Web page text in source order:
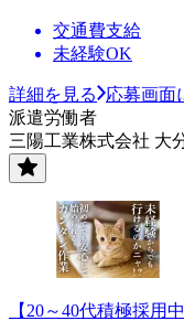
交通費支給
未経験OK
詳細を見る
応募画面
派遣労働者
三陽工業株式会社 大
【20～40代積極採用